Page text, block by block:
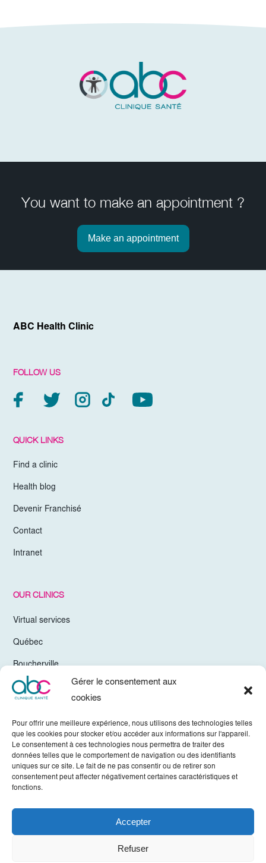
Gérer le consentement aux
cookies
Pour offrir une meilleure expérience, nous utilisons des technologies telles
que les cookies pour stocker et/ou accéder aux informations sur l'appareil.
Le consentement à ces technologies nous permettra de traiter des
données telles que le comportement de navigation ou des identifiants
uniques sur ce site. Le fait de ne pas consentir ou de retirer son
consentement peut affecter négativement certaines caractéristiques et
fonctions.
Accepter
Refuser
You want to make an appointment ?
Make an appointment
ABC Health Clinic
FOLLOW US
QUICK LINKS
Find a clinic
Health blog
Devenir Franchisé
Contact
Intranet
OUR CLINICS
Virtual services
Québec
Boucherville
Trois-Rivières
Valleyfield
Mirabel
Vaudreuil-Dorion
All rights reserved © ABC Clinique 2022. -